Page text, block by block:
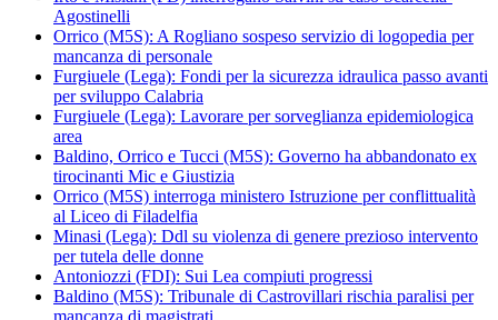
Agostinelli
Orrico (M5S): A Rogliano sospeso servizio di logopedia per
mancanza di personale
Furgiuele (Lega): Fondi per la sicurezza idraulica passo avanti
per sviluppo Calabria
Furgiuele (Lega): Lavorare per sorveglianza epidemiologica
area
Baldino, Orrico e Tucci (M5S): Governo ha abbandonato ex
tirocinanti Mic e Giustizia
Orrico (M5S) interroga ministero Istruzione per conflittualità
al Liceo di Filadelfia
Minasi (Lega): Ddl su violenza di genere prezioso intervento
per tutela delle donne
Antoniozzi (FDI): Sui Lea compiuti progressi
Baldino (M5S): Tribunale di Castrovillari rischia paralisi per
mancanza di magistrati